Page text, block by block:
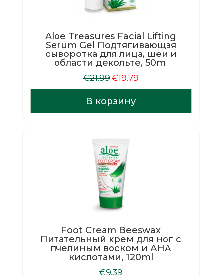
Aloe Treasures Facial Lifting
Serum Gel Подтягивающая
сыворотка для лица, шеи и
области декольте, 50ml
€21.99 Первоначальная
цена
составляла
€21.99.
€19.79Текущая
цена:
В корзину
Foot Cream Beeswax
Питательный крем для ног с
пчелиным воском и АНА
кислотами, 120ml
€9.39